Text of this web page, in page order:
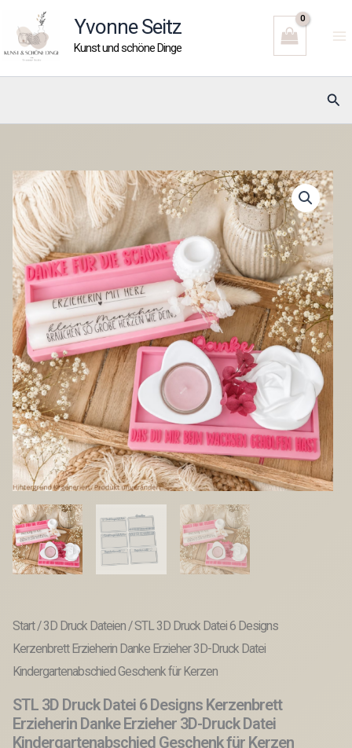
Inhalt
springen
Yvonne Seitz
Kunst und schöne Dinge
Start/3D Druck Dateien/ STL 3D Druck Datei 6 Designs
Kerzenbrett Erzieherin Danke Erzieher 3D-Druck Datei
Kindergartenabschied Geschenk für Kerzen
STL 3D Druck Datei 6 Designs Kerzenbrett
Erzieherin Danke Erzieher 3D-Druck Datei
Kindergartenabschied Geschenk für Kerzen